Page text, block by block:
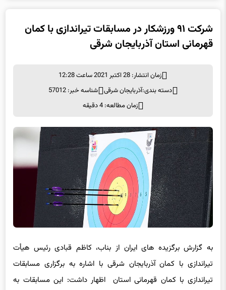
قهرمانی استان آذربایجان شرقی
دسته بندی:آذربایجان شرقی شناسه خبر: 57012
زمان مطالعه: 4 دقیقه
تیراندازی با کمان آذربایجان شرقی با اشاره به برگزاری مسابقات
تیراندازی با کمان قهرمانی استان اظهار داشت: این مسابقات به
مناسبت گرامیداشتهفته وحدت
در دو بخش آقایان و بانوان به